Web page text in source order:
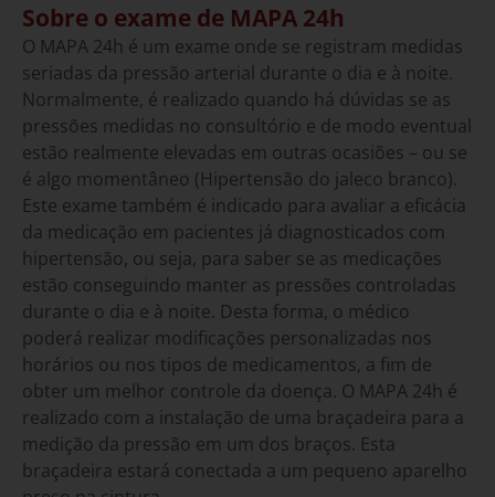
Sobre o exame de MAPA 24h
O MAPA 24h é um exame onde se registram medidas
seriadas da pressão arterial durante o dia e à noite.
Normalmente, é realizado quando há dúvidas se as
pressões medidas no consultório e de modo eventual
estão realmente elevadas em outras ocasiões – ou se
é algo momentâneo (Hipertensão do jaleco branco).
Este exame também é indicado para avaliar a eficácia
da medicação em pacientes já diagnosticados com
hipertensão, ou seja, para saber se as medicações
estão conseguindo manter as pressões controladas
durante o dia e à noite. Desta forma, o médico
poderá realizar modificações personalizadas nos
horários ou nos tipos de medicamentos, a fim de
obter um melhor controle da doença. O MAPA 24h é
realizado com a instalação de uma braçadeira para a
medição da pressão em um dos braços. Esta
braçadeira estará conectada a um pequeno aparelho